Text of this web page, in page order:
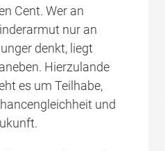
Cent. Wer an
nur an
denkt, liegt
Hierzulande
es um Teilhabe,
und